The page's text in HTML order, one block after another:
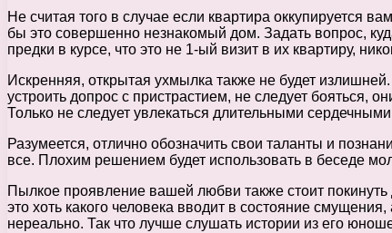
Не считая того в случае если квартира оккупируется
бы это совершенно незнакомый дом. Задать вопрос,
предки в курсе, что это не 1-ый визит в их квартиру,
Искренняя, открытая ухмылка также не будет излишней.
устроить допрос с пристрастием, не следует бояться,
Только не следует увлекаться длительными
Разумеется, отлично обозначить свои таланты и
все. Плохим решением будет использовать в беседе
Пылкое проявление вашей любви также стоит покинуть
это хоть какого человека вводит в состояние
нереально. Так что лучше слушать истории из его